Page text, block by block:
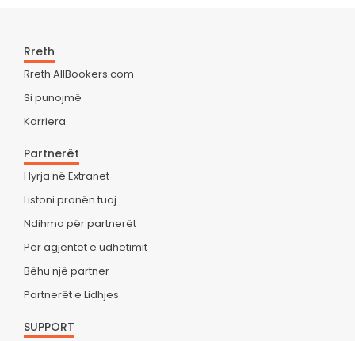
Rreth
Rreth AllBookers.com
Si punojmë
Karriera
Partnerët
Hyrja në Extranet
Listoni pronën tuaj
Ndihma për partnerët
Për agjentët e udhëtimit
Bëhu një partner
Partnerët e Lidhjes
SUPPORT